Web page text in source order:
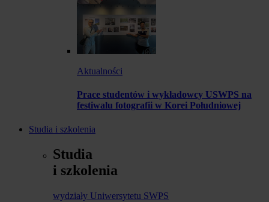
Aktualności
Prace studentów i wykładowcy USWPS na
festiwalu fotografii w Korei Południowej
Studia i szkolenia
Studia
i szkolenia
wydziały Uniwersytetu SWPS